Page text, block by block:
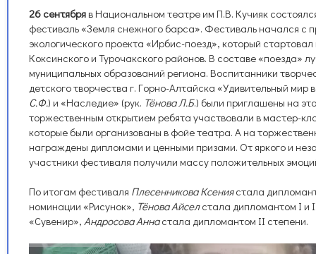
26 сентября в Национальном театре им П.В. Кучияк
фестиваль «Земля снежного барса». Фестиваль начался с
экологического проекта «Ирбис-поезд», который
Коксинского и Турочакского районов. В составе «поезда»
муниципальных образований региона. Воспитанники
детского творчества г. Горно-Алтайска «Удивительный мир
С.Ф.) и «Наследие» (рук. Тёнова Л.Б.) были приглашены на
торжественным открытием ребята участвовали в мастер-
которые были организованы в фойе театра. А на
награждены дипломами и ценными призами. От яркого и
участники фестиваля получили массу положительных
По итогам фестиваля Плесенникова Ксениястала
номинации «Рисунок», Тёнова Айселстала дипломантом I и
«Сувенир», Андросова Аннастала дипломантом II степени.